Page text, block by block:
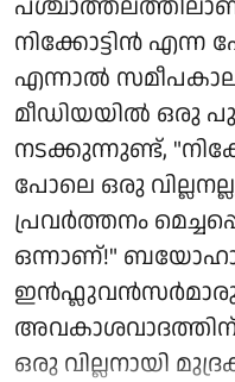
നിക്കോട്ടിൻ എന്ന
എന്നാൽ
മീഡിയയിൽ ഒരു
നടക്കുന്നുണ്ട്,
പോലെ ഒരു വില്ലനല്ല,
പ്രവർത്തനം
ഒന്നാണ്!"
അവകാശവാദത്തിന്
ഒരു വില്ലനായി